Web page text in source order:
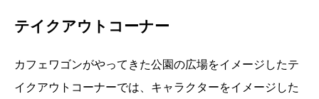
テイクアウトコーナー
カフェワゴンがやってきた公園の広場をイメージしたテ
イクアウトコーナーでは、キャラクターをイメージした